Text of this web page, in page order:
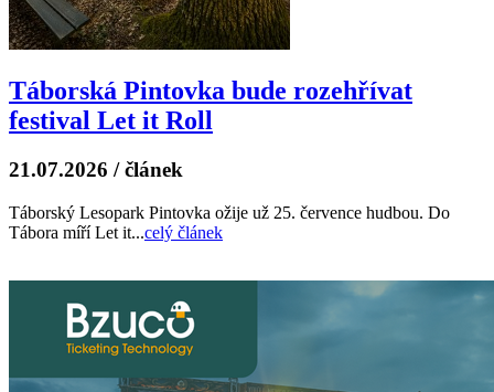
Táborská Pintovka bude rozehřívat
festival Let it Roll
21.07.2026 / článek
Táborský Lesopark Pintovka ožije už 25. července hudbou. Do
Tábora míří Let it...celý článek